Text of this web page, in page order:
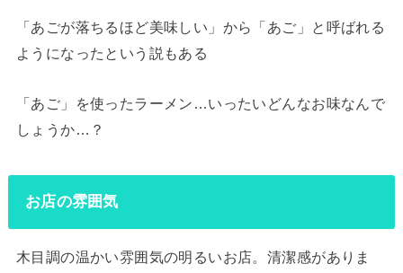
「あごが落ちるほど美味しい」から「あご」と呼ばれる
ようになったという説もある
「あご」を使ったラーメン…いったいどんなお味なんで
しょうか…？
お店の雰囲気
木目調の温かい雰囲気の明るいお店。清潔感がありま